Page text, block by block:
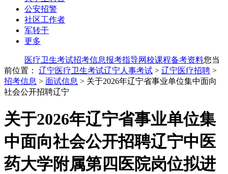
公安招警
社区工作者
军转干
更多
医疗卫生考试招考信息报考指导网校课程备考资料您当
前位置： 辽宁医疗卫生考试辽宁人事考试 > 辽宁医疗招聘 >
招考信息 > 面试信息 > 关于2026年辽宁省事业单位集中面向
社会公开招聘辽宁
关于2026年辽宁省事业单位集
中面向社会公开招聘辽宁中医
药大学附属第四医院岗位拟进